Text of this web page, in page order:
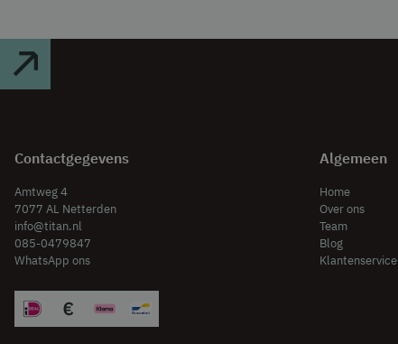
Contactgegevens
Amtweg 4
7077 AL Netterden
info@titan.nl
085-0479847
WhatsApp ons
Algemeen
Home
Over ons
Team
Blog
Klantenservice